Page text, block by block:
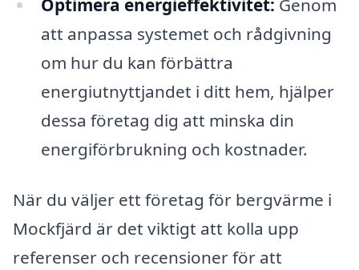
Optimera energieffektivitet: Genom
att anpassa systemet och rådgivning
om hur du kan förbättra
energiutnyttjandet i ditt hem, hjälper
dessa företag dig att minska din
energiförbrukning och kostnader.
När du väljer ett företag för bergvärme i
Mockfjärd är det viktigt att kolla upp
referenser och recensioner för att